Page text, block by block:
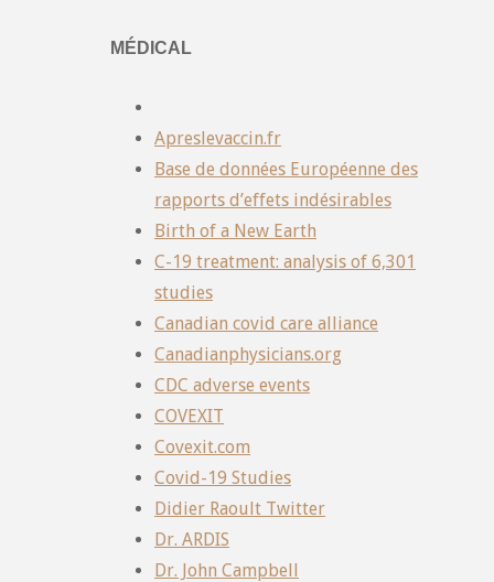
MÉDICAL
Apreslevaccin.fr
Base de données Européenne des
rapports d’effets indésirables
Birth of a New Earth
C-19 treatment: analysis of 6,301
studies
Canadian covid care alliance
Canadianphysicians.org
CDC adverse events
COVEXIT
Covexit.com
Covid-19 Studies
Didier Raoult Twitter
Dr. ARDIS
Dr. John Campbell